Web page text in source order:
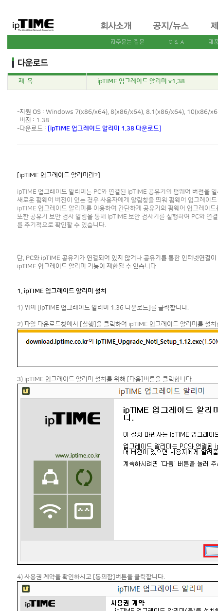
제 목 ipTIME 업그레이드 알리미 v1.38
-지원 OS : Windows 7(x86/x64), 8(x86/x64), 8.1(x86/x64), 10(x86/
-버전 : 1.38
-다운로드 :
[ipTIME 업그레이드 알리미 1.38 다운로드]
[ipTIME 업그레이드 알리미란?]
ipTIME 업그레이드 알리미는 PC와 연결된 ipTIME 공유기의 펌웨어 버전을
새로운 펌웨어 버전이 있는 경우 사용자에게 알림창을 띄워 펌웨어 업그레이
ipTIME 업그레이드 알리미를 이용하여 간단하게 공유기의 펌웨어 업그레이드
또한 공유기 보안 검사 알림을 통해 ipTIME 보안 검사기를 실행하여 PC와 연
를 주기적으로 확인할 수 있습니다.
단, PC와 ipTIME 공유기가 연결되어 있지 않거나 공유기를 통한 인터넷연결
ipTIME 업그레이드 알리미 기능이 제한될 수 있습니다.
1. ipTIME 업그레이드 알리미 설치
1) 위의 [ipTIME 업그레이드 알리미 1.36 다운로드]를 클릭합니다.
2) 파일 다운로드창에서 [실행]을 클릭하여 ipTIME 업그레이드 알리미를 설치
3) ipTIME 업그레이드 알리미 설치를 위해 [다음]버튼을 클릭합니다.
4) 사용권 계약을 확인하시고 [동의함]버튼을 클릭합니다.